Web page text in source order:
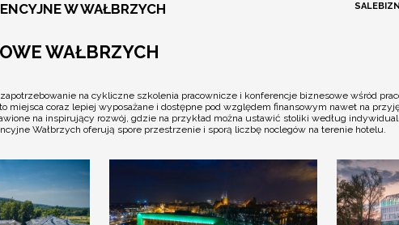
W WAŁBRZYCH
WAŁBRZYCH
na cykliczne szkolenia pracownicze i konferencje biznesowe wśród
miejsca coraz lepiej wyposażane i dostępne pod względem finansowym nawet na
na inspirujący rozwój, gdzie na przykład można ustawić stoliki według
Wałbrzych oferują spore przestrzenie i sporą liczbę noclegów na terenie hotelu.